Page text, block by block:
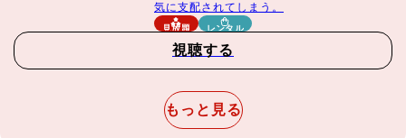
気に支配されてしまう。
見放題 レンタル
視聴する
もっと見る